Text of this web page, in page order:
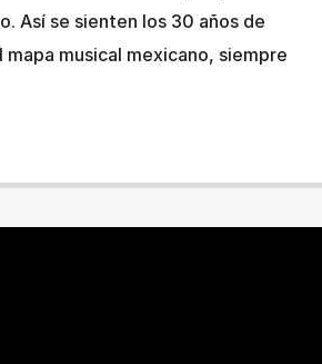
Así se sienten los 30 años de
musical mexicano, siempre